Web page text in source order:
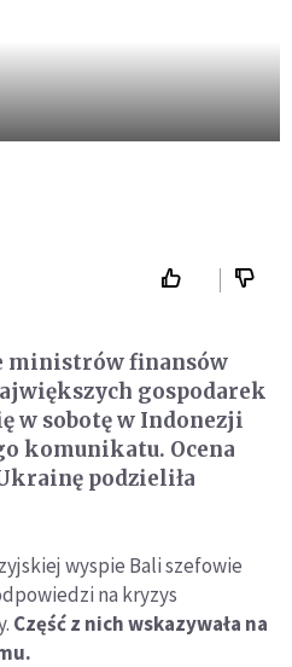
ministrów finansów
gospodarek
w sobotę w Indonezji
komunikatu. Ocena
podzieliła
wyspie Bali szefowie
na kryzys
Część z nich wskazywała na